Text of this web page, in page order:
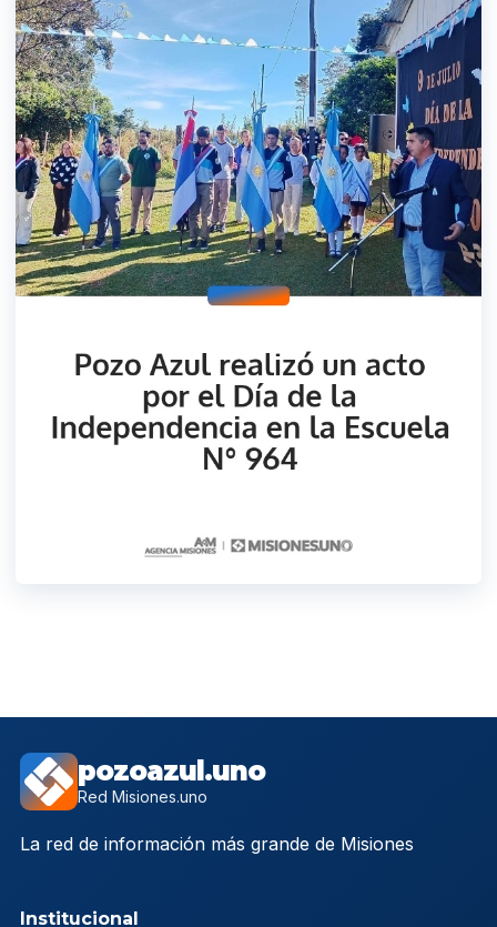
pozoazul.uno
Red Misiones.uno
La red de información más grande de Misiones
Institucional